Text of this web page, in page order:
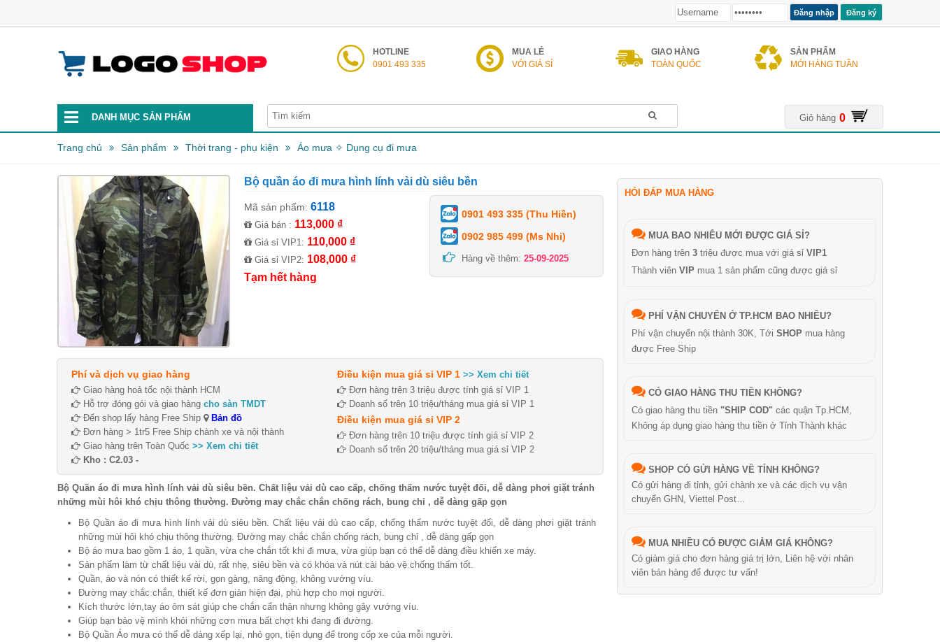
Đăng ký
HOTLINE
0901 493 335
MUA LẺ
VỚI GIÁ SỈ
GIAO HÀNG
TOÀN QUỐC
SẢN PHẨM
MỚI HÀNG TUẦN
Giỏ hàng 0
DANH MỤC SẢN PHẨM
Trang chủ Sản phẩm Thời trang - phụ kiện Áo mưa ✧ Dụng cụ đi mưa
Bộ quần áo đi mưa hình lính vải dù siêu bền
Mã sản phẩm: 6118
Giá bán : 113,000 ₫
Giá sỉ VIP1: 110,000 ₫
Giá sỉ VIP2: 108,000 ₫
Tạm hết hàng
0901 493 335 (Thu Hiền)
0902 985 499 (Ms Nhi)
Hàng về thêm:25-09-2025
Phí và dịch vụ giao hàng
Giao hàng hoả tốc nội thành HCM
Hỗ trợ đóng gói và giao hàng cho sàn TMDT
Đến shop lấy hàng Free Ship
Bản đồ
Đơn hàng > 1tr5 Free Ship chành xe và nội thành
Giao hàng trên Toàn Quốc >> Xem chi tiết
Kho : C2.03 -
Điều kiện mua giá sỉ VIP 1 >> Xem chi tiết
Đơn hàng trên 3 triệu được tính giá sỉ VIP 1
Doanh số trên 10 triệu/tháng mua giá sỉ VIP 1
Điều kiện mua giá sỉ VIP 2
Đơn hàng trên 10 triệu được tính giá sỉ VIP 2
Doanh số trên 20 triệu/tháng mua giá sỉ VIP 2
Bộ Quần áo đi mưa hình lính vải dù siêu bền. Chất liệu vải dù cao cấp, chống thấm nước tuyệt đối, dễ dàng phơi giặt tránh
những mùi hôi khó chịu thông thường. Đường may chắc chắn chống rách, bung chỉ , dễ dàng gấp gọn
Bộ Quần áo đi mưa hình lính vải dù siêu bền. Chất liệu vải dù cao cấp, chống thấm nước tuyệt đối, dễ dàng phơi giặt tránh
những mùi hôi khó chịu thông thường. Đường may chắc chắn chống rách, bung chỉ , dễ dàng gấp gọn
Bộ áo mưa bao gồm 1 áo, 1 quần, vừa che chắn tốt khi đi mưa, vừa giúp bạn có thể dễ dàng điều khiển xe máy.
Sản phẩm làm từ chất liệu vải dù, rất nhẹ, siêu bền và có khóa và nút cài bảo vệ chống thấm tốt.
Quần, áo và nón có thiết kế rời, gọn gàng, năng động, không vướng víu.
Đường may chắc chắn, thiết kế đơn giản hiện đại, phù hợp cho mọi người.
Kích thước lớn,tay áo ôm sát giúp che chắn cẩn thận nhưng không gây vướng víu.
Giúp bạn bảo vệ mình khỏi những cơn mưa bất chợt khi đang đi đường.
Bộ Quần Áo mưa có thể dễ dàng xếp lại, nhỏ gọn, tiện dụng để trong cốp xe của mỗi người.
HỎI ĐÁP MUA HÀNG
MUA BAO NHIÊU MỚI ĐƯỢC GIÁ SỈ?
Đơn hàng trên 3 triệu được mua với giá sỉ VIP1
Thành viên VIP mua 1 sản phẩm cũng được giá sỉ
PHÍ VẬN CHUYỂN Ở TP.HCM BAO NHIÊU?
Phí vận chuyển nội thành 30K, Tới SHOP mua hàng
được Free Ship
CÓ GIAO HÀNG THU TIỀN KHÔNG?
Có giao hàng thu tiền "SHIP COD" các quận Tp.HCM,
Không áp dụng giao hàng thu tiền ở Tỉnh Thành khác
SHOP CÓ GỬI HÀNG VỀ TỈNH KHÔNG?
Có gửi hàng đi tỉnh, gửi chành xe và các dịch vụ vận
chuyển GHN, Viettel Post…
MUA NHIỀU CÓ ĐƯỢC GIẢM GIÁ KHÔNG?
Có giảm giá cho đơn hàng giá trị lớn, Liên hệ với nhân
viên bán hàng để được tư vấn!